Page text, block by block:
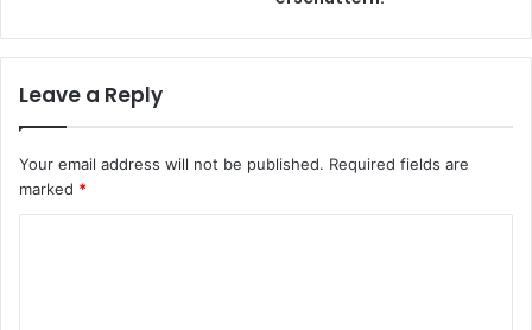
Leave a Reply
Your email address will not be published. Required fields are
marked *